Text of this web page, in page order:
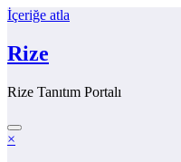
İçeriğe atla
Rize
Rize Tanıtım Portalı
×